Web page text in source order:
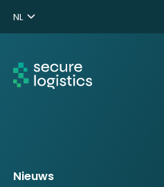
NL
ENG
DE
Nieuws